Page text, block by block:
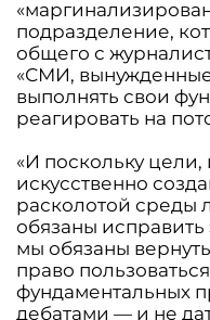
подразделение,
общего с
«СМИ,
выполнять свои
реагировать на
«И поскольку
искусственно
расколотой среды
обязаны
мы обязаны
право
фундаментальных
дебатами — и не